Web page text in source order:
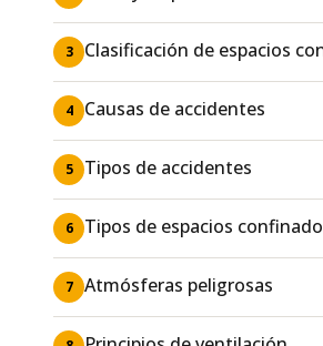
3 Clasificación de espacios
4 Causas de accidentes
5 Tipos de accidentes
6 Tipos de espacios
7 Atmósferas peligrosas